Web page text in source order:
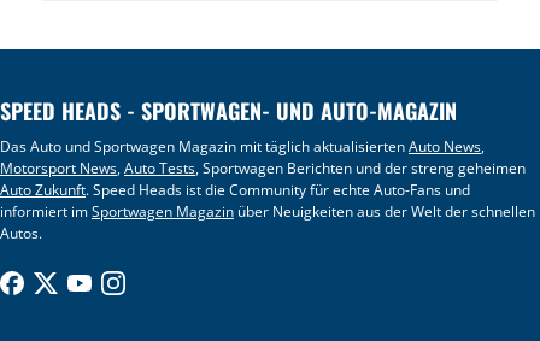
SPEED HEADS - SPORTWAGEN- UND AUTO-MAGAZIN
Das Auto und Sportwagen Magazin mit täglich aktualisiertenAuto News,
Motorsport News,Auto Tests, Sportwagen Berichten und der streng geheimen
Auto Zukunft. Speed Heads ist die Community für echte Auto-Fans und
informiert imSportwagen Magazin über Neuigkeiten aus der Welt der schnellen
Autos.